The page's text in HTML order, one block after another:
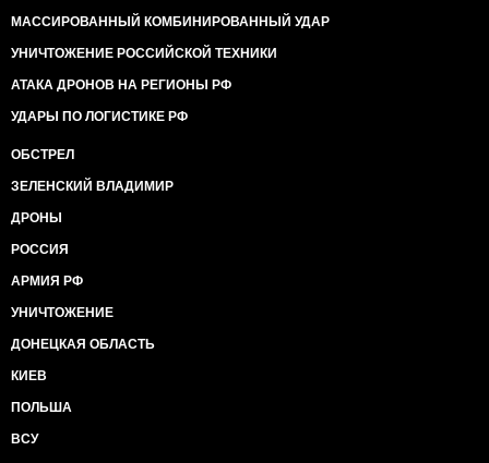
МАССИРОВАННЫЙ КОМБИНИРОВАННЫЙ УДАР
УНИЧТОЖЕНИЕ РОССИЙСКОЙ ТЕХНИКИ
АТАКА ДРОНОВ НА РЕГИОНЫ РФ
УДАРЫ ПО ЛОГИСТИКЕ РФ
ОБСТРЕЛ
ЗЕЛЕНСКИЙ ВЛАДИМИР
ДРОНЫ
РОССИЯ
АРМИЯ РФ
УНИЧТОЖЕНИЕ
ДОНЕЦКАЯ ОБЛАСТЬ
КИЕВ
ПОЛЬША
ВСУ